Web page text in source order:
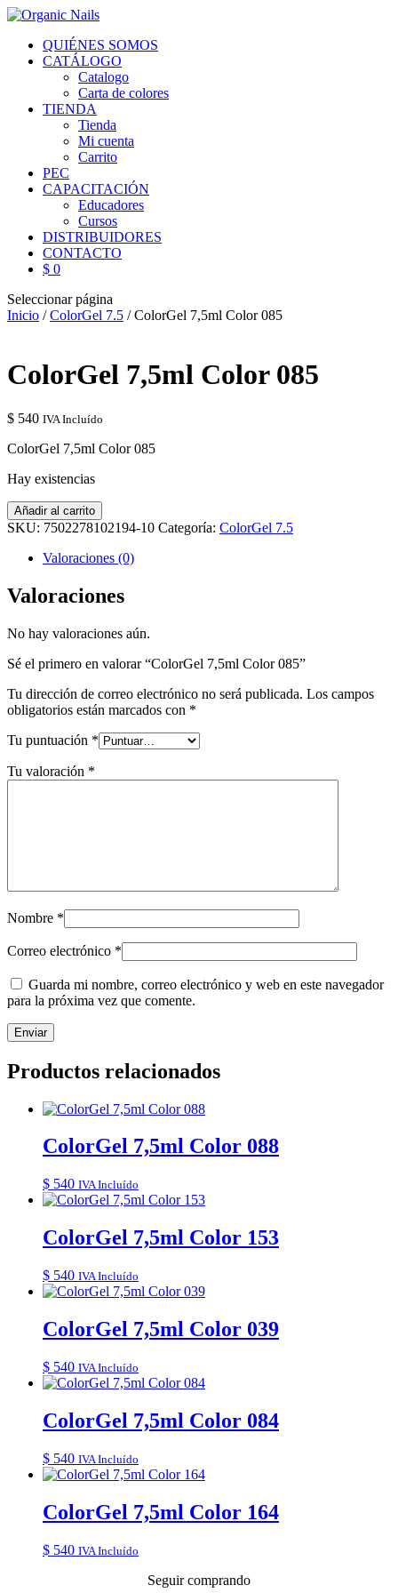
QUIÉNES SOMOS
CATÁLOGO
Catalogo
Carta de colores
TIENDA
Tienda
Mi cuenta
Carrito
PEC
CAPACITACIÓN
Educadores
Cursos
DISTRIBUIDORES
CONTACTO
$ 0
Seleccionar página
Inicio /ColorGel 7.5 / ColorGel 7,5ml Color 085
ColorGel 7,5ml Color 085
$ 540 IVA Incluído
ColorGel 7,5ml Color 085
Hay existencias
ColorGel
7,5ml
Añadir al carrito
SKU: 7502278102194-10 Categoría: ColorGel 7.5
Valoraciones (0)
Valoraciones
No hay valoraciones aún.
Sé el primero en valorar “ColorGel 7,5ml Color 085”
Tu dirección de correo electrónico no será publicada. Los campos
obligatorios están marcados con *
Tu puntuación *
Tu valoración *
Nombre *
Correo electrónico *
Guarda mi nombre, correo electrónico y web en este navegador
para la próxima vez que comente.
Productos relacionados
ColorGel 7,5ml Color 088
$ 540 IVA Incluído
ColorGel 7,5ml Color 153
$ 540 IVA Incluído
ColorGel 7,5ml Color 039
$ 540 IVA Incluído
ColorGel 7,5ml Color 084
$ 540 IVA Incluído
ColorGel 7,5ml Color 164
$ 540 IVA Incluído
Seguir comprando